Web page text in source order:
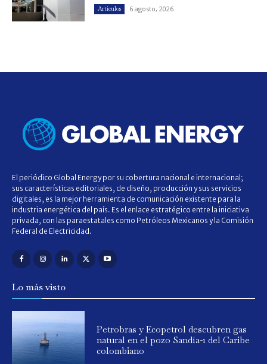
Artículos 6 agosto, 2026
El periódico Global Energy por su cobertura nacional e internacional;
sus características editoriales, de diseño, producción y sus servicios
digitales, es la mejor herramienta de comunicación existente para la
industria energética del país. Es el enlace estratégico entre la iniciativa
privada, con las paraestatales como Petróleos Mexicanos y la Comisión
Federal de Electricidad.
Lo más visto
Petrobras y Ecopetrol descubren gas
natural en el pozo Sandía-1 del Caribe
colombiano